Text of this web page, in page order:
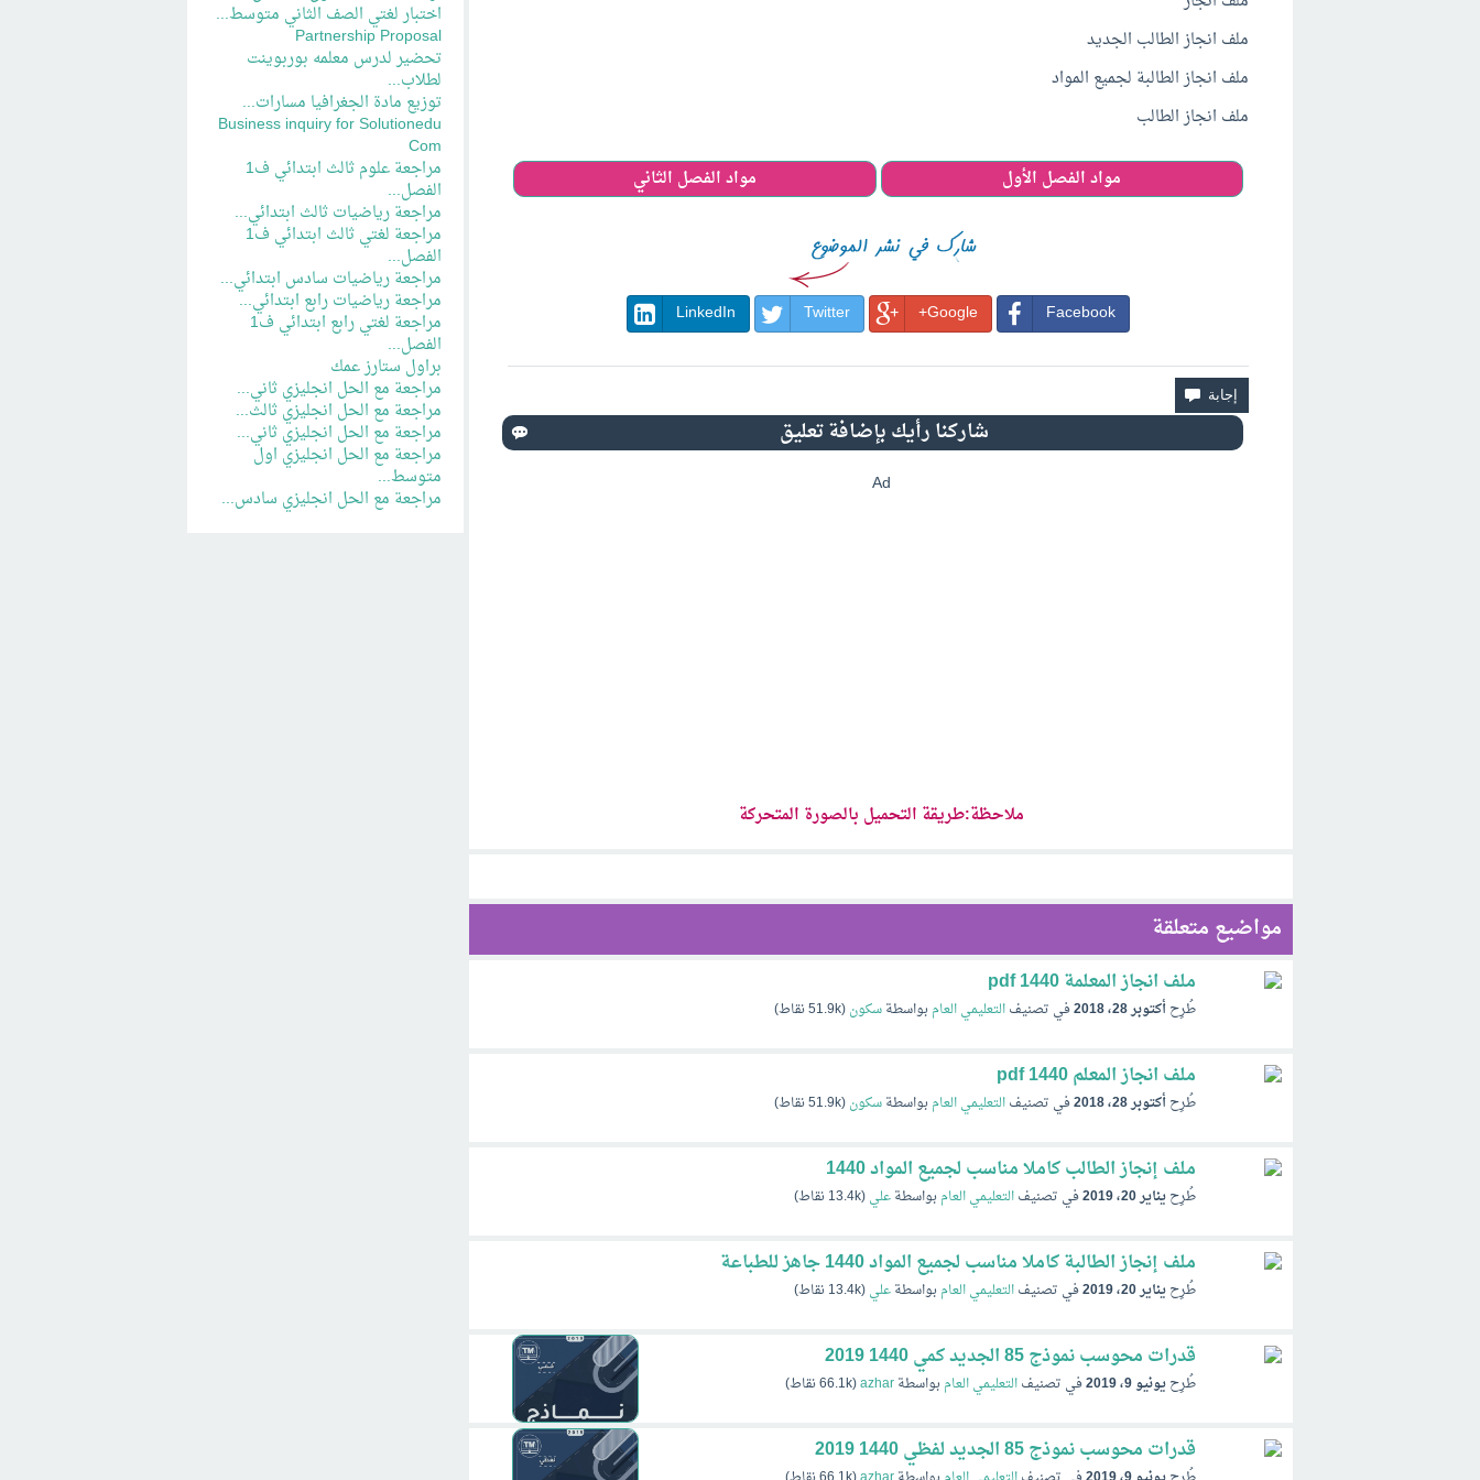
ملف انجاز الطالب الجديد
ملف انجاز الطالبة لجميع المواد
ملف انجاز الطالب
مواد الفصل الأول مواد الفصل الثاني
Facebook
Google+
Twitter
LinkedIn
Ad
ملاحظة:طريقة التحميل بالصورة المتحركة
مواضيع متعلقة
ملف انجاز المعلمة 1440 pdf
طُرِحأكتوبر 28، 2018 في تصنيفالتعليمي العامبواسطةسكون(
51.9kنقاط)
ملف انجاز المعلم 1440 pdf
طُرِحأكتوبر 28، 2018 في تصنيفالتعليمي العامبواسطةسكون(
51.9kنقاط)
ملف إنجاز الطالب كاملا مناسب لجميع المواد 1440
طُرِحيناير 20، 2019 في تصنيفالتعليمي العامبواسطةعلي(
13.4kنقاط)
ملف إنجاز الطالبة كاملا مناسب لجميع المواد 1440 جاهز للطباعة
طُرِحيناير 20، 2019 في تصنيفالتعليمي العامبواسطةعلي(
13.4kنقاط)
قدرات محوسب نموذج 85 الجديد كمي 1440 2019
طُرِحيونيو 9، 2019 في تصنيفالتعليمي العامبواسطةazhar
(
66.1kنقاط)
قدرات محوسب نموذج 85 الجديد لفظي 1440 2019
اختبار لغتي الصف الثاني متوسط...
Partnership Proposal
تحضير لدرس معلمه بوربوينت
لطلاب...
توزيع مادة الجغرافيا مسارات...
Business inquiry for Solutionedu
Com
مراجعة علوم ثالث ابتدائي ف1
الفصل...
مراجعة رياضيات ثالث ابتدائي...
مراجعة لغتي ثالث ابتدائي ف1
الفصل...
مراجعة رياضيات سادس ابتدائي...
مراجعة رياضيات رابع ابتدائي...
مراجعة لغتي رابع ابتدائي ف1
الفصل...
براول ستارز عمك
مراجعة مع الحل انجليزي ثاني...
مراجعة مع الحل انجليزي ثالث...
مراجعة مع الحل انجليزي ثاني...
مراجعة مع الحل انجليزي اول
متوسط...
مراجعة مع الحل انجليزي سادس...